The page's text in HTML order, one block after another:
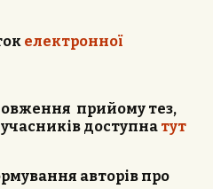
електронної
прийому тез,
доступна тут
авторів про